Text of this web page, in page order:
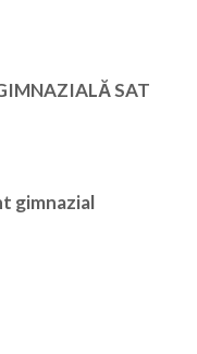
SAT
gimnazial